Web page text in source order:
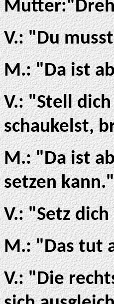
V.: "Du
M.: "Da ist
V.: "Stell
schaukelst,
M.: "Da ist
setzen kann."
V.: "Setz
M.: "Das tut
V.: "Die